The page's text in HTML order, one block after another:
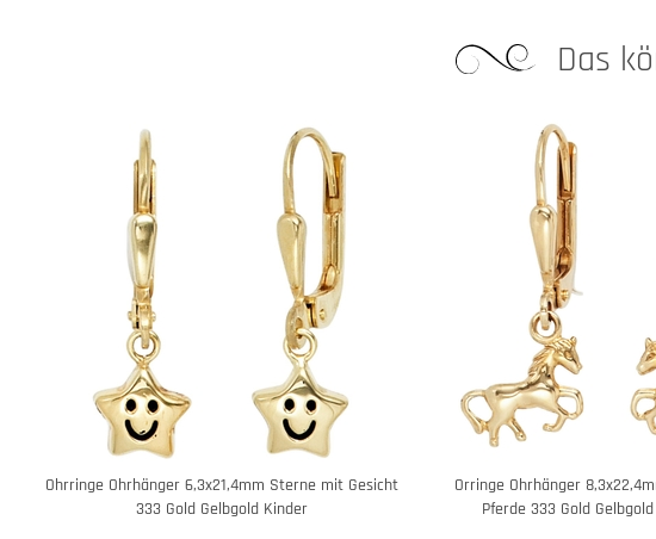
Das
Ohrringe Ohrhänger 6,3x21,4mm Sterne mit Gesicht
333 Gold Gelbgold Kinder
Orringe Ohrhänger
Pferde 333 Gold